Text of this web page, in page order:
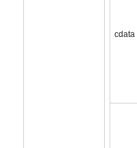
cdata